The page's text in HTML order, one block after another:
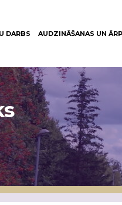
DARBS AUDZINĀŠANAS UN